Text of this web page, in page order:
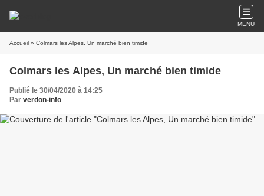
MENU
Accueil » Colmars les Alpes, Un marché bien timide
Colmars les Alpes, Un marché bien timide
Publié le 30/04/2020 à 14:25
Par verdon-info